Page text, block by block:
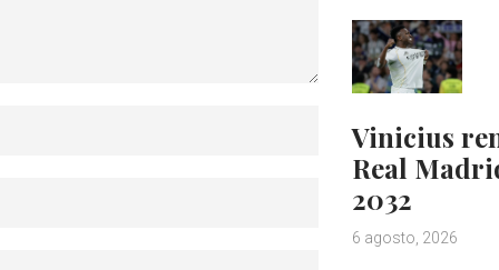
Vinicius
Real
2032
6 agosto, 2026